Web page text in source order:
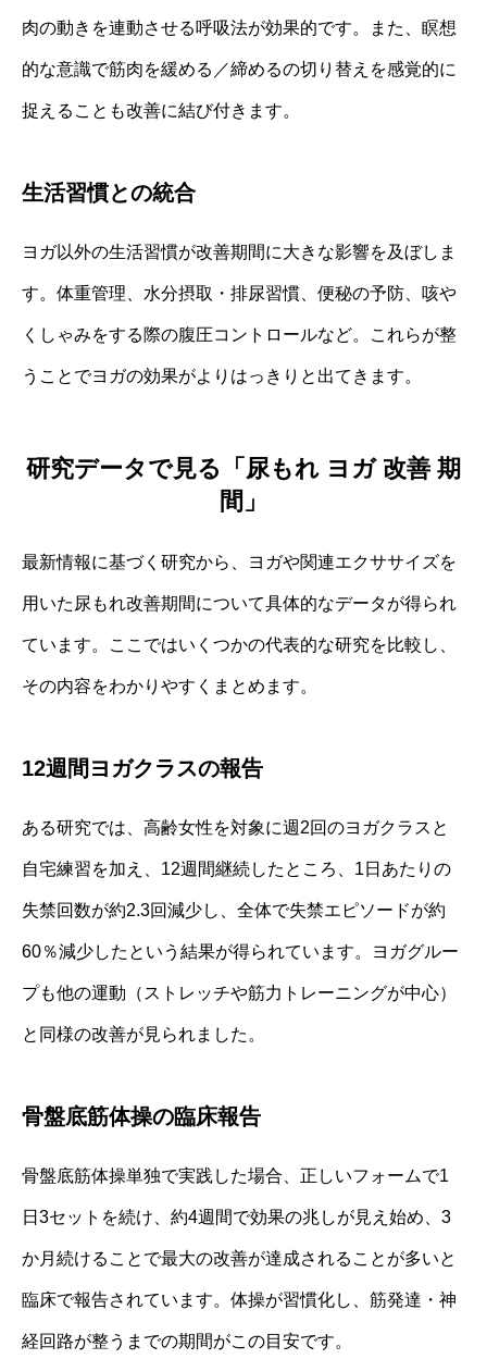
肉の動きを連動させる呼吸法が効果的です。また、瞑想
的な意識で筋肉を緩める／締めるの切り替えを感覚的に
捉えることも改善に結び付きます。
生活習慣との統合
ヨガ以外の生活習慣が改善期間に大きな影響を及ぼしま
す。体重管理、水分摂取・排尿習慣、便秘の予防、咳や
くしゃみをする際の腹圧コントロールなど。これらが整
うことでヨガの効果がよりはっきりと出てきます。
研究データで見る「尿もれ ヨガ 改善 期
間」
最新情報に基づく研究から、ヨガや関連エクササイズを
用いた尿もれ改善期間について具体的なデータが得られ
ています。ここではいくつかの代表的な研究を比較し、
その内容をわかりやすくまとめます。
12週間ヨガクラスの報告
ある研究では、高齢女性を対象に週2回のヨガクラスと
自宅練習を加え、12週間継続したところ、1日あたりの
失禁回数が約2.3回減少し、全体で失禁エピソードが約
60％減少したという結果が得られています。ヨガグルー
プも他の運動（ストレッチや筋力トレーニングが中心）
と同様の改善が見られました。
骨盤底筋体操の臨床報告
骨盤底筋体操単独で実践した場合、正しいフォームで1
日3セットを続け、約4週間で効果の兆しが見え始め、3
か月続けることで最大の改善が達成されることが多いと
臨床で報告されています。体操が習慣化し、筋発達・神
経回路が整うまでの期間がこの目安です。